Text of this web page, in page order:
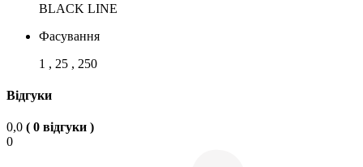
BLACK LINE
Фасування
1 , 25 , 250
Відгуки
0,0 ( 0 відгуки )
0